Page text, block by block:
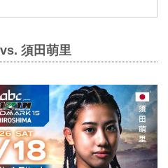
須田萌里